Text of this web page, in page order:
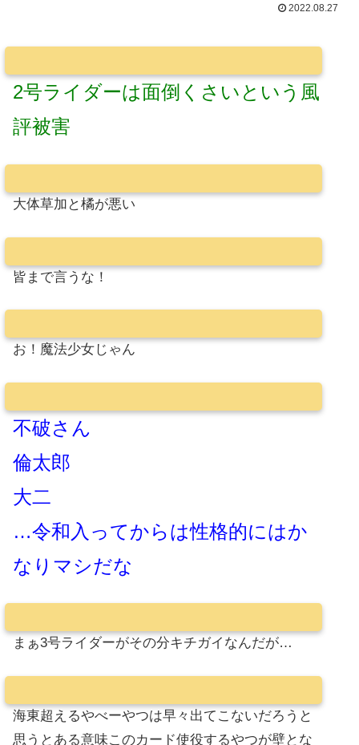
2022.08.27
2号ライダーは面倒くさいという風
評被害
大体草加と橘が悪い
皆まで言うな！
お！魔法少女じゃん
不破さん
倫太郎
大二
…令和入ってからは性格的にはか
なりマシだな
まぁ3号ライダーがその分キチガイなんだが…
海東超えるやべーやつは早々出てこないだろうと
思うとある意味このカード使役するやつが壁とな